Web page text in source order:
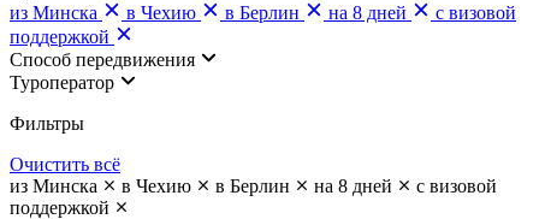
из Минска
в Чехию в Берлин на 8 дней
с визовой
поддержкой
Cпособ передвижения
Туроператор
Фильтры
Очистить всё
из Минска
в Чехию в Берлин на 8 дней
с визовой
поддержкой